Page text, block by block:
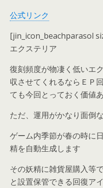
公式リンク
[jin_icon_beachparasol
エクステリア
復刻頻度が物凄く低いエ
収させてくれるならＥＰ
ても今回とっておく価値
ただ、運用がかなり面倒
ゲーム内季節が春の時に
精を自動生成します
その妖精に雑貨屋購入等
と設置保管できる回復ア